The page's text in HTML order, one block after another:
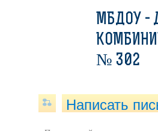
МБДОУ -
№ 302
Написать